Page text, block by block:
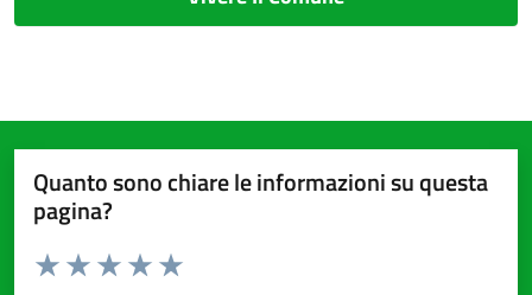
Quanto sono chiare le informazioni su questa
pagina?
Valuta da 1 a 5 stelle la pagina